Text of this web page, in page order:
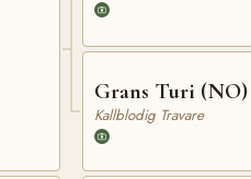
Grans Turi (NO)
Kallblodig Travare